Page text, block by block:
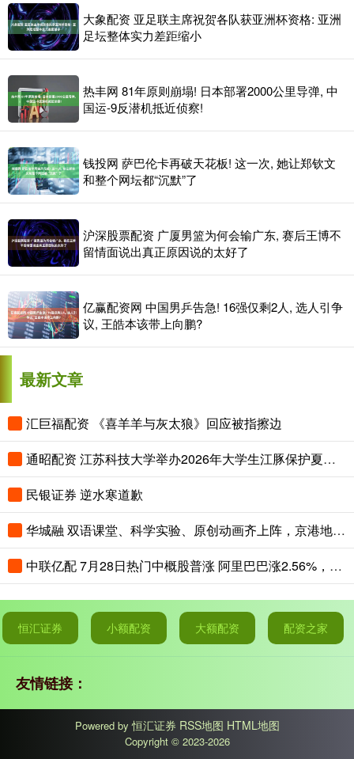
大象配资 亚足联主席祝贺各队获亚洲杯资格: 亚洲
足坛整体实力差距缩小
热丰网 81年原则崩塌! 日本部署2000公里导弹, 中
国运-9反潜机抵近侦察!
钱投网 萨巴伦卡再破天花板! 这一次, 她让郑钦文
和整个网坛都“沉默”了
沪深股票配资 广厦男篮为何会输广东, 赛后王博不
留情面说出真正原因说的太好了
亿赢配资网 中国男乒告急! 16强仅剩2人, 选人引争
议, 王皓本该带上向鹏?
最新文章
汇巨福配资 《喜羊羊与灰太狼》回应被指擦边
通昭配资 江苏科技大学举办2026年大学生江豚保护夏令营
民银证券 逆水寒道歉
华城融 双语课堂、科学实验、原创动画齐上阵，京港地铁安全课堂趣味开讲
中联亿配 7月28日热门中概股普涨 阿里巴巴涨2.56%，拼多多涨2.65%
恒汇证券 小额配资 大额配资 配资之家
友情链接：
Powered by恒汇证券 RSS地图 HTML地图
Copyright © 2023-2026